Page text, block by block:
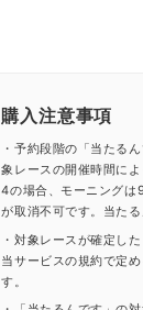
購入注意事項
・予約段階の「当たる
象レースの開催時間に
4の場合、モーニングは
が取消不可です。当た
・対象レースが確定し
当サービスの規約で定
す。